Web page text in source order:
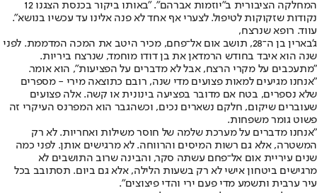
המחלקה הציבורית ב"יוזמות אברהם". "באותו ביקור בכנסת הצגנו 12
נקודות שזקוקות לטיפול. לצערי אף אחד לא פנה אלינו עד עכשיו בנושא".
עווד. רופא שנרצח,
ג'בארין בן ה־28, תושב אום אל־פחם, מכיר היטב את המכה המדממת. לפני
שנה הוא איבד בחודש הרמדאן את בן דודו מוחמד, שנרצח ביריות.
"מתעכבים על מקרי הרצח, אבל לא מדברים על הפציעות", הוא אומר.
"אנחנו מגיעים למאות פצועים מדי שנה, רובם כתוצאה מירי - מספרים
שלא נספרים, בטח אם מדובר בפציעה בינונית או קשה. אלה פצועים
שעוברים שיקום, חלקם נשארים נכים, וכשהגבר הוא המפרנס העיקרי זה
פשוט גומר משפחות.
"אנחנו מדברים על מערכת שלמה של חוסר משילות ואחריות. לא רק
המשטרה, אלא גם רשות המיסים והרווחה. לא מרגישים אותן. לפני כמה
שנים עיריית אום אל־פחם עשתה סקר, והבינה שרוב התושבים לא
מרגישים ביטחון אישי לא רק בשעות הלילה, אלא גם ביום. תסתובב בכל
עיר ערבית ותשמע מדי פעם ירי והדי פיצוצים".